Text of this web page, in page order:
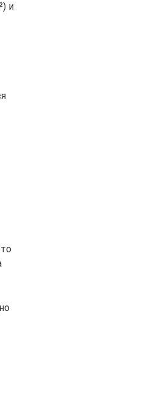
и